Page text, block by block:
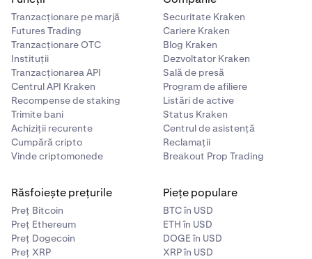
Tranzacționare pe marjă
Futures Trading
Tranzacționare OTC
Instituții
Tranzacționarea API
Centrul API Kraken
Recompense de staking
Trimite bani
Achiziții recurente
Cumpără cripto
Vinde criptomonede
Securitate Kraken
Cariere Kraken
Blog Kraken
Dezvoltator Kraken
Sală de presă
Program de afiliere
Listări de active
Status Kraken
Centrul de asistență
Reclamații
Breakout Prop Trading
Răsfoiește prețurile
Preț Bitcoin
Preț Ethereum
Preț Dogecoin
Preț XRP
Piețe populare
BTC în USD
ETH în USD
DOGE în USD
XRP în USD